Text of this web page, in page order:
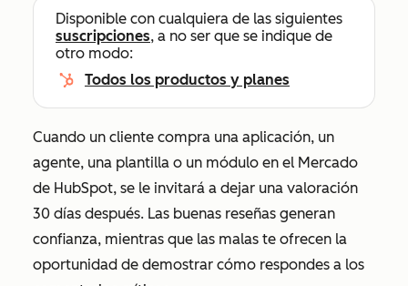
Disponible con cualquiera de las siguientes
suscripciones, a no ser que se indique de
otro modo:
Todos los productos y planes
Cuando un cliente compra una aplicación, un
agente, una plantilla o un módulo en el Mercado
de HubSpot, se le invitará a dejar una valoración
30 días después. Las buenas reseñas generan
confianza, mientras que las malas te ofrecen la
oportunidad de demostrar cómo respondes a los